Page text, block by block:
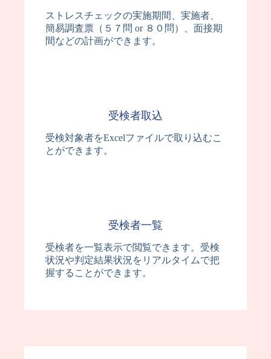
ストレスチェックの実施期間、実施者、
簡易調査票（５７問 or ８０問）、面接期
間などの計画ができます。
受検者取込
受検対象者をExcelファイルで取り込むこ
とができます。
受検者一覧
受検者を一覧表示で閲覧できます。受検
状況や判定結果状況をリアルタイムで把
握することができます。